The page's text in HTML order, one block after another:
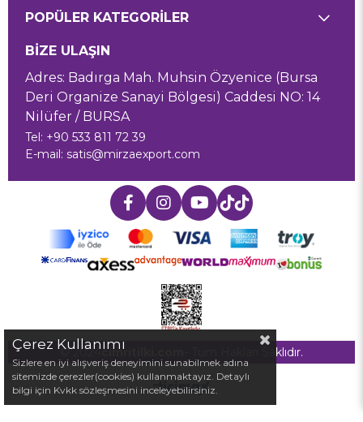
POPÜLER KATEGORİLER
BİZE ULAŞIN
Adres: Badırga Mah. Muhsin Özyenice (Bursa
Deri Organize Sanayi Bölgesi) Caddesi NO: 14
Nilüfer / BURSA
Tel: +90 533 811 72 39
E-mail: satis@mirzaexport.com
© 2024cimritilki.com - Tüm Hakları Saklıdır.
Çerez Kullanımı
Sizlere en iyi alışveriş deneyimini sunabilmek adına
sitemizde çerezler(cookies) kullanmaktayız. Detaylı
bilgi için Kvkk sözleşmesini inceleyebilirsiniz.